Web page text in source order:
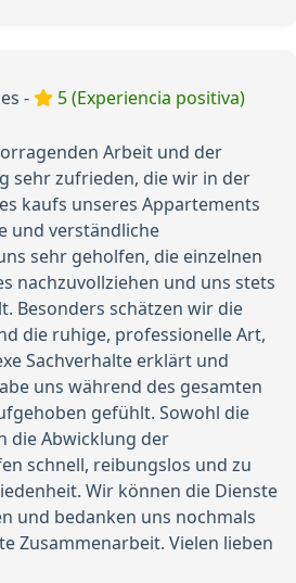
-
5 (Experiencia positiva)
Arbeit und der
sehr zufrieden, die wir in der
kaufs unseres Appartements
und verständliche
sehr geholfen, die einzelnen
nachzuvollziehen und uns stets
Besonders schätzen wir die
die ruhige, professionelle Art,
Sachverhalte erklärt und
uns während des gesamten
gefühlt. Sowohl die
die Abwicklung der
schnell, reibungslos und zu
Wir können die Dienste
und bedanken uns nochmals
Zusammenarbeit. Vielen lieben